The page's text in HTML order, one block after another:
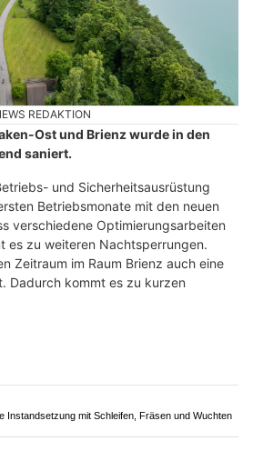
und Takeaway in Bern
für Unternehmen und Events
auf A8 wird
bis Dezember